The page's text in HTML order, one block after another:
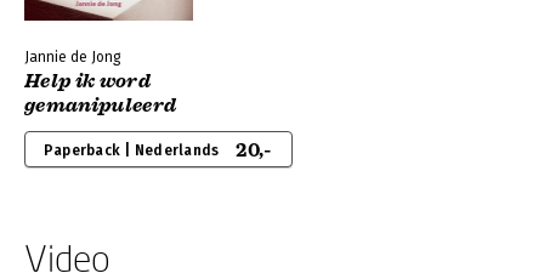
Jannie de Jong
Help ik word
gemanipuleerd
Paperback | Nederlands 20,-
Video